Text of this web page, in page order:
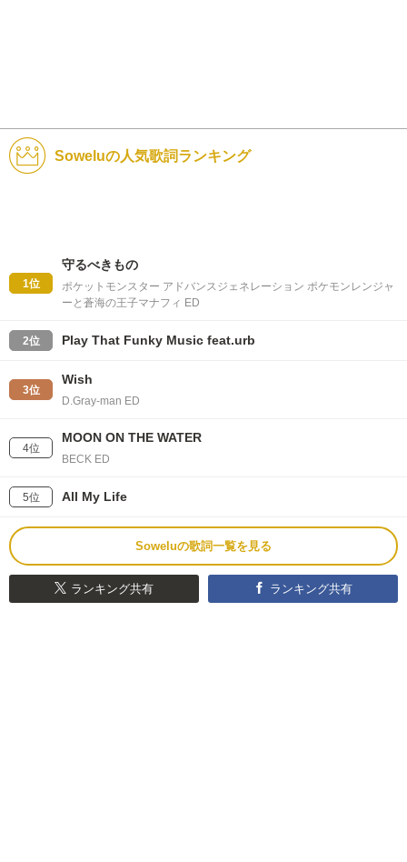
Soweluの人気歌詞ランキング
1位
守るべきもの
ポケットモンスター アドバンスジェネレーション ポケモンレンジャ
ーと蒼海の王子マナフィ ED
2位 Play That Funky Music feat.urb
3位
Wish
D.Gray-man ED
4位
MOON ON THE WATER
BECK ED
5位 All My Life
Soweluの歌詞一覧を見る
ランキング共有 ランキング共有